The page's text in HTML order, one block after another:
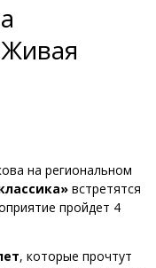
на региональном
встретятся
пройдет 4
, которые прочтут